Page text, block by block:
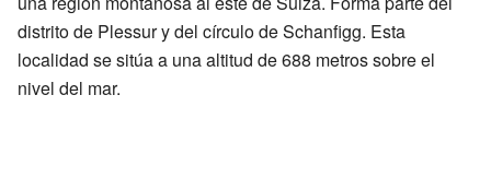
distrito de Plessur y del círculo de Schanfigg. Esta
localidad se sitúa a una altitud de 688 metros sobre el
nivel del mar.